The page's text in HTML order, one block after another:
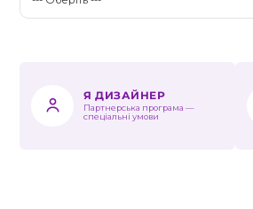
Я ДИЗАЙНЕР
Партнерська програма —
спеціальні умови